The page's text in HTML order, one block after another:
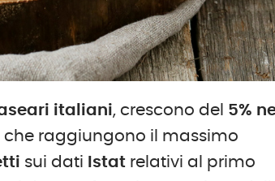
italiani, crescono del 5%
che raggiungono il massimo
sui dati Istat relativi al primo